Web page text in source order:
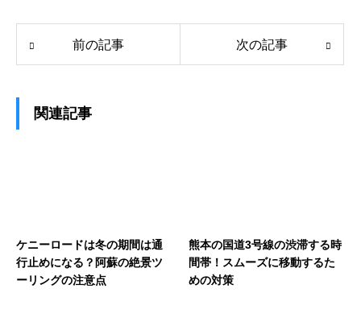
前の記事 次の記事
関連記事
ケニーロードは冬の期間は通
行止めになる？阿蘇の絶景ツ
ーリングの注意点
熊本の国道3号線の渋滞する時
間帯！スムーズに移動するた
めの対策